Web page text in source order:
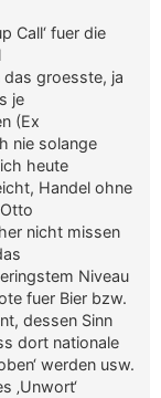
Call‘ fuer die
das groesste, ja
je
(Ex
nie solange
heute
Handel ohne
nicht missen
Niveau
fuer Bier bzw.
dessen Sinn
dort nationale
werden usw.
‚Unwort‘